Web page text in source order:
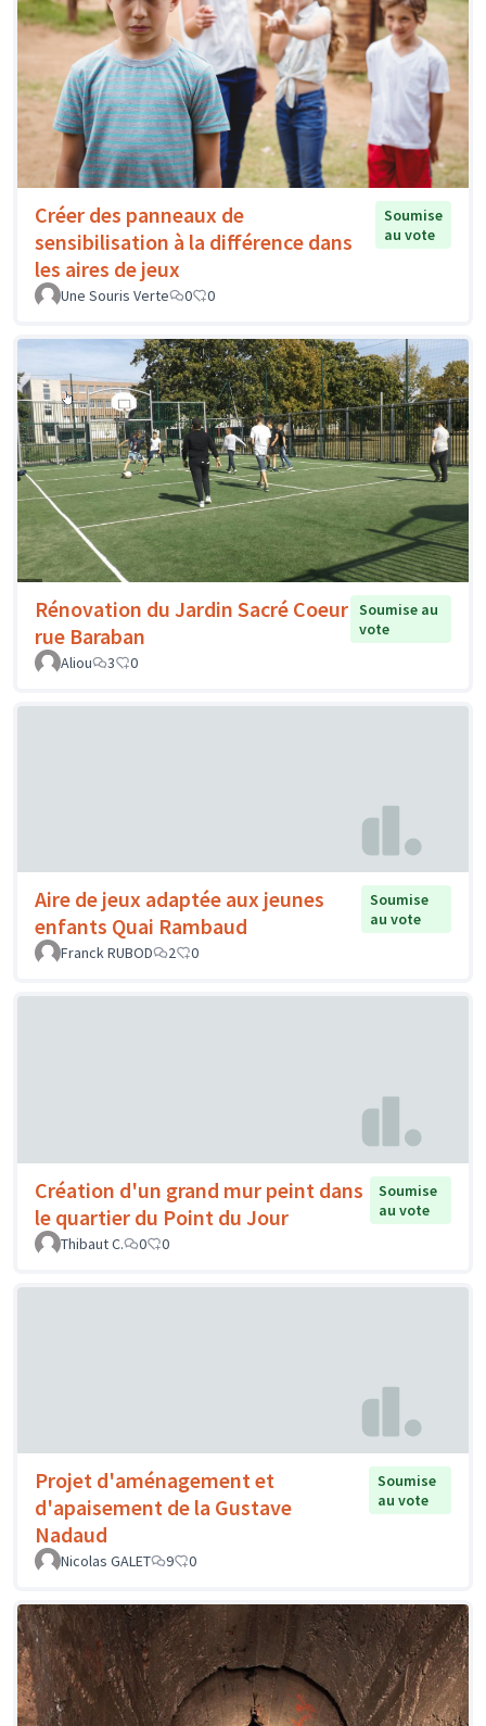
Créer des panneaux de
sensibilisation à la différence dans
les aires de jeux
Soumise
au vote
Une Souris Verte 0 0
Rénovation du Jardin Sacré Coeur
rue Baraban
Soumise au
vote
Aliou
3 0
Aire de jeux adaptée aux jeunes
enfants Quai Rambaud
Soumise
au vote
Franck RUBOD
2 0
Création d'un grand mur peint dans
le quartier du Point du Jour
Soumise
au vote
Thibaut C.
0 0
Projet d'aménagement et
d'apaisement de la Gustave
Nadaud
Soumise
au vote
Nicolas GALET 9 0